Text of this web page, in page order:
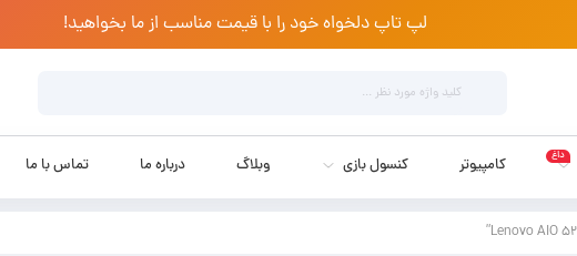
لپ تاپ دلخواه خود را با قیمت مناسب از ما بخواهید!
داغ کامپیوتر کنسول بازی وبلاگ درباره ما تماس با ما